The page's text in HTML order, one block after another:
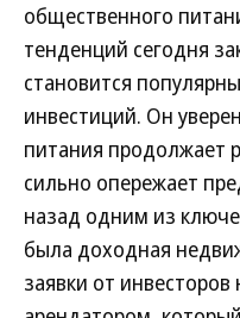
общественного
тенденций сегодня
становится
инвестиций. Он
питания продолжает
сильно опережает
назад одним из
была доходная
заявки от